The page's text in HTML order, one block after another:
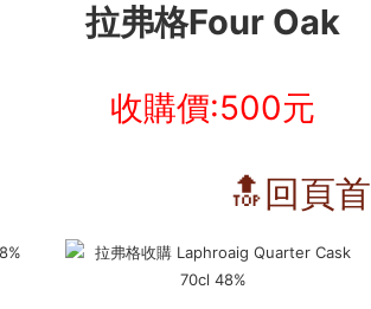
拉弗格Four Oak
收購價:500元
🔝回頁首